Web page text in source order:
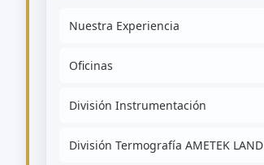
Nuestra Experiencia
Oficinas
División Instrumentación
División Termografía AMETEK LAND